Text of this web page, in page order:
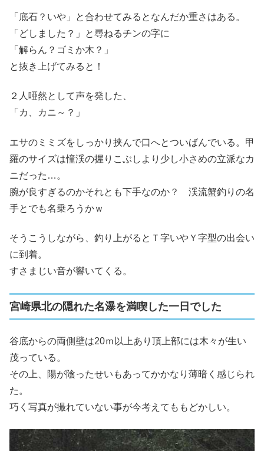
「底石？いや」と合わせてみるとなんだか重さはある。
「どしました？」と尋ねるチンの字に
「解らん？ゴミか木？」
と抜き上げてみると！
２人唖然として声を発した、
「カ、カニ～？」
エサのミミズをしっかり挟んで口へとついばんでいる。甲
羅のサイズは憧渓の握りこぶしより少し小さめの立派なカ
ニだった…。
腕が良すぎるのかそれとも下手なのか？ 渓流蟹釣りの名
手とでも名乗ろうかｗ
そうこうしながら、釣り上がるとＴ字いやＹ字型の出会い
に到着。
すさまじい音が響いてくる。
宮崎県北の隠れた名瀑を満喫した一日でした
谷底からの両側壁は20ｍ以上あり頂上部には木々が生い
茂っている。
その上、陽が陰ったせいもあってかかなり薄暗く感じられ
た。
巧く写真が撮れていない事が今考えてももどかしい。